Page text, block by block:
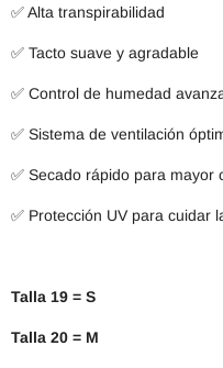
✅ Alta transpirabilidad
✅ Tacto suave y agradable
✅ Control de humedad
✅ Sistema de ventilación
✅ Secado rápido para mayor
✅ Protección UV para cuidar
Talla 19 = S
Talla 20 = M